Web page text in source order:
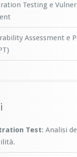
Testing e
Assessment e
Test: Analisi